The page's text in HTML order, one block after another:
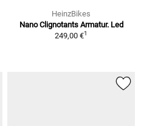
HeinzBikes
Nano Clignotants Armatur. Led
249,00 €1